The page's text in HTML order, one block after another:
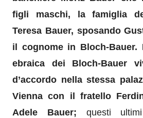
figli maschi, la famiglia
Teresa Bauer, sposando
il cognome in Bloch-Bauer.
ebraica dei Bloch-Bauer
d’accordo nella stessa
Viennacon il fratello
Adele Bauer; questi